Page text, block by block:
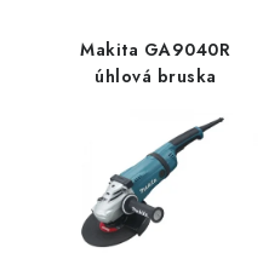
Makita GA9040R
úhlová bruska